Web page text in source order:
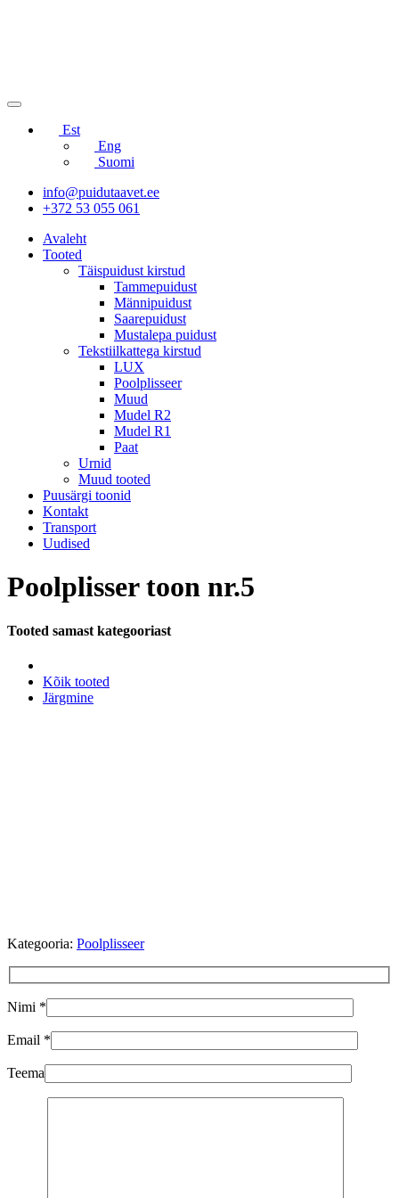
Est
Eng
Suomi
info@puidutaavet.ee
+372 53 055 061
Avaleht
Tooted
Täispuidust kirstud
Tammepuidust
Männipuidust
Saarepuidust
Mustalepa puidust
Tekstiilkattega kirstud
LUX
Poolplisseer
Muud
Mudel R2
Mudel R1
Paat
Urnid
Muud tooted
Puusärgi toonid
Kontakt
Transport
Uudised
Poolplisser toon nr.5
Tooted samast kategooriast
Kõik tooted
Järgmine
Kategooria: Poolplisseer
Nimi *
Email *
Teema